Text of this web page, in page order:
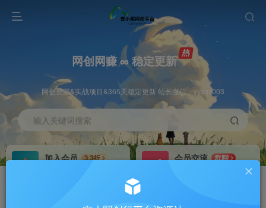
网创网赚 ∞ 稳定更新
网创资源&实战项目&365天稳定更新 站长微信：yysqz003
输入关键词搜索
加入会员
3.3折
会员交流
群聊